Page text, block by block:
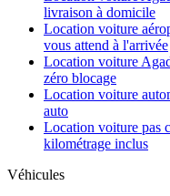
livraison à domicile
Location voiture
vous attend à l'arrivée
Location voiture
zéro blocage
Location voiture
auto
Location voiture pas
kilométrage inclus
Véhicules